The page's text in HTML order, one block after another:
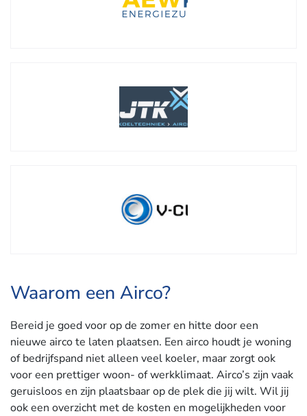
Waarom een Airco?
Bereid je goed voor op de zomer en hitte door een
nieuwe airco te laten plaatsen. Een airco houdt je woning
of bedrijfspand niet alleen veel koeler, maar zorgt ook
voor een prettiger woon­- of werkklimaat. Airco’s zijn vaak
geruisloos en zijn plaatsbaar op de plek die jij wilt. Wil jij
ook een overzicht met de kosten en mogelijkheden voor